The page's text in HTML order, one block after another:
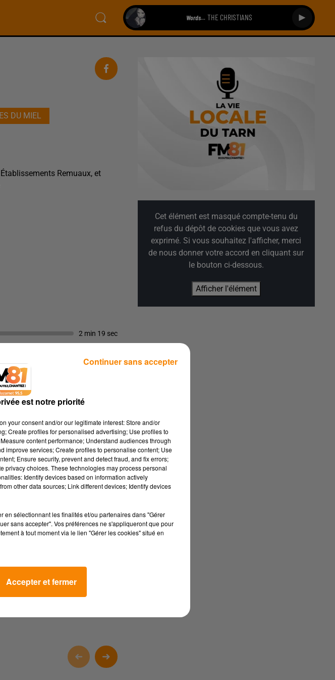
Words… THE CHRISTIANS
DU MIEL
Remuaux, et
2 min 19 sec
L'écolo trésor, une association
mission : sensibiliser petits et
lors de la grande "Fête
Juéry.
vie, avec des jeux créatifs :
graines identiques.
6 juin à la Médiathèque de
y découvrir le "Tataki-zomé",
pour en extraire les tanins
Cet élément est masqué compte-tenu du
refus du dépôt de cookies que vous avez
exprimé. Si vous souhaitez l'afficher, merci
de nous donner votre accord en cliquant sur
le bouton ci-dessous.
Afficher l'élément
est notre priorité
your consent and/or our legitimate interest: Store and/or
Create profiles for personalised advertising; Use profiles to
content performance; Understand audiences through
improve services; Create profiles to personalise content; Use
Ensure security, prevent and detect fraud, and fix errors;
privacy choices. These technologies may process personal
Identify devices based on information actively
other data sources; Link different devices; Identify devices
en sélectionnant les finalités et/ou partenaires dans "Gérer
sans accepter". Vos préférences ne s'appliqueront que pour
à tout moment via le lien "Gérer les cookies" situé en
Accepter et fermer
Continuer sans accepter